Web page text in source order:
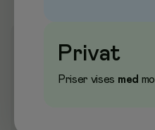
Privat
Priser vises med